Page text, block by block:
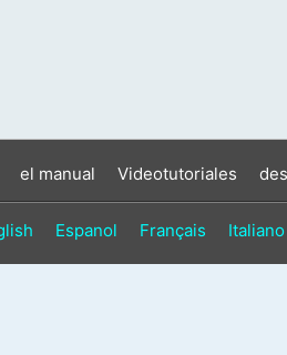
el manual Videotutoriales
Espanol Français Italiano